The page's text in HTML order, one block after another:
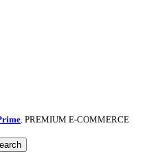
. PREMIUM E-COMMERCE